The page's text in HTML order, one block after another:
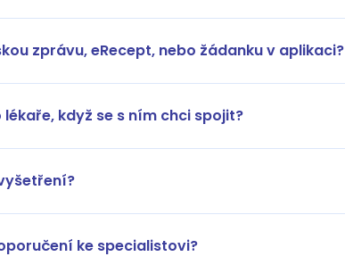
zprávu, eRecept, nebo žádanku v aplikaci?
když se s ním chci spojit?
ke specialistovi?